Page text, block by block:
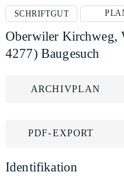
SCHRIFTGUT
Oberwiler Kirchweg,
4277) Baugesuch
ARCHIVPLAN
PDF-EXPORT
Identifikation